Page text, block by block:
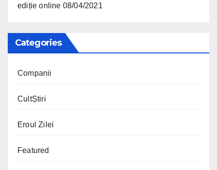
ediție online 08/04/2021
Categories
Companii
CultȘtiri
Eroul Zilei
Featured